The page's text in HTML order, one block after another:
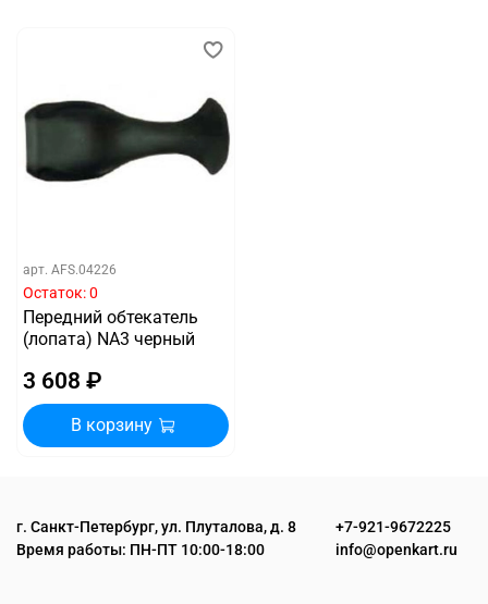
арт. AFS.04226
Остаток: 0
Передний обтекатель
(лопата) NA3 черный
3 608 ₽
В корзину
г. Санкт-Петербург, ул. Плуталова, д. 8
Время работы: ПН-ПТ 10:00-18:00
+7-921-9672225
info@openkart.ru